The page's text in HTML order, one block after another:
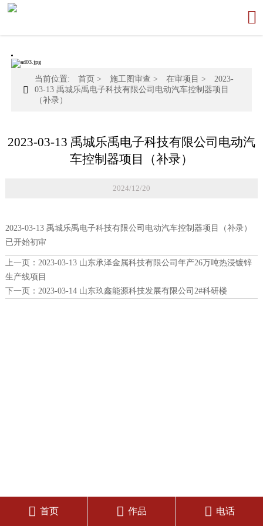


当前位置: 首页 > 施工图审查 > 在审项目 >
2023-
03-13 禹城乐禹电子科技有限公司电动汽车控制器项目
（补录）
2023-03-13 禹城乐禹电子科技有限公司电动汽
车控制器项目（补录）
2024/12/20
2023-03-13 禹城乐禹电子科技有限公司电动汽车控制器项目（补录）
已开始初审
上一页： 2023-03-13 山东承泽金属科技有限公司年产26万吨热浸镀锌
生产线项目
下一页： 2023-03-14 山东玖鑫能源科技发展有限公司2#科研楼
 首页  作品  电话